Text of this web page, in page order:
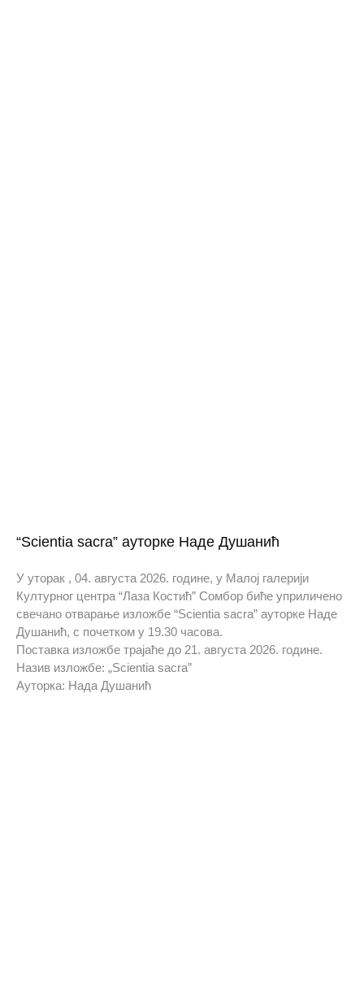
“Scientia sacra” ауторке Наде Душанић
У уторак , 04. августа 2026. године, у Малој галерији
Културног центра “Лаза Костић” Сомбор биће уприличено
свечано отварање изложбе “Scientia sacra” ауторке Наде
Душанић, с почетком у 19.30 часова.
Поставка изложбе трајаће до 21. августа 2026. године.
Назив изложбе: „Scientia sacra”
Ауторка: Нада Душанић